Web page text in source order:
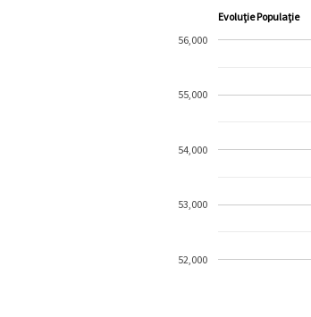
Evoluție Populație
52,000
53,000
54,000
55,000
56,000